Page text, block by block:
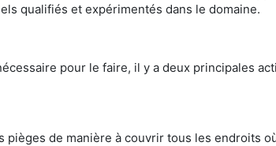
qualifiés et expérimentés dans le domaine.
pour le faire, il y a deux principales
de manière à couvrir tous les endroits